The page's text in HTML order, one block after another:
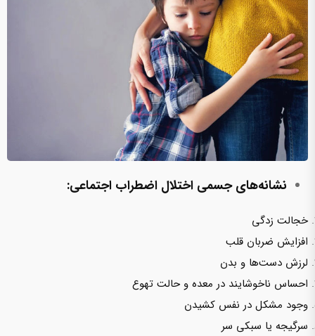
نشانه‌های جسمی اختلال اضطراب اجتماعی:
خجالت زدگی
افزایش ضربان قلب
لرزش دست‌ها و بدن
احساس ناخوشایند در معده و حالت تهوع
وجود مشکل در نفس کشیدن
سرگیجه یا سبکی سر